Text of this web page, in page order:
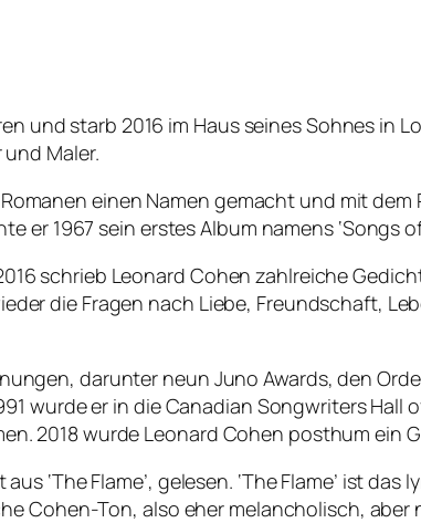
und starb 2016 im Haus seines Sohnes in
Maler.
einen Namen gemacht und mit dem
1967 sein erstes Album namens ‘Songs
schrieb Leonard Cohen zahlreiche
die Fragen nach Liebe, Freundschaft,
darunter neun Juno Awards, den
wurde er in die Canadian Songwriters Hall
2018 wurde Leonard Cohen posthum ein
‘The Flame’, gelesen. ‘The Flame’ ist
Cohen-Ton, also eher melancholisch,